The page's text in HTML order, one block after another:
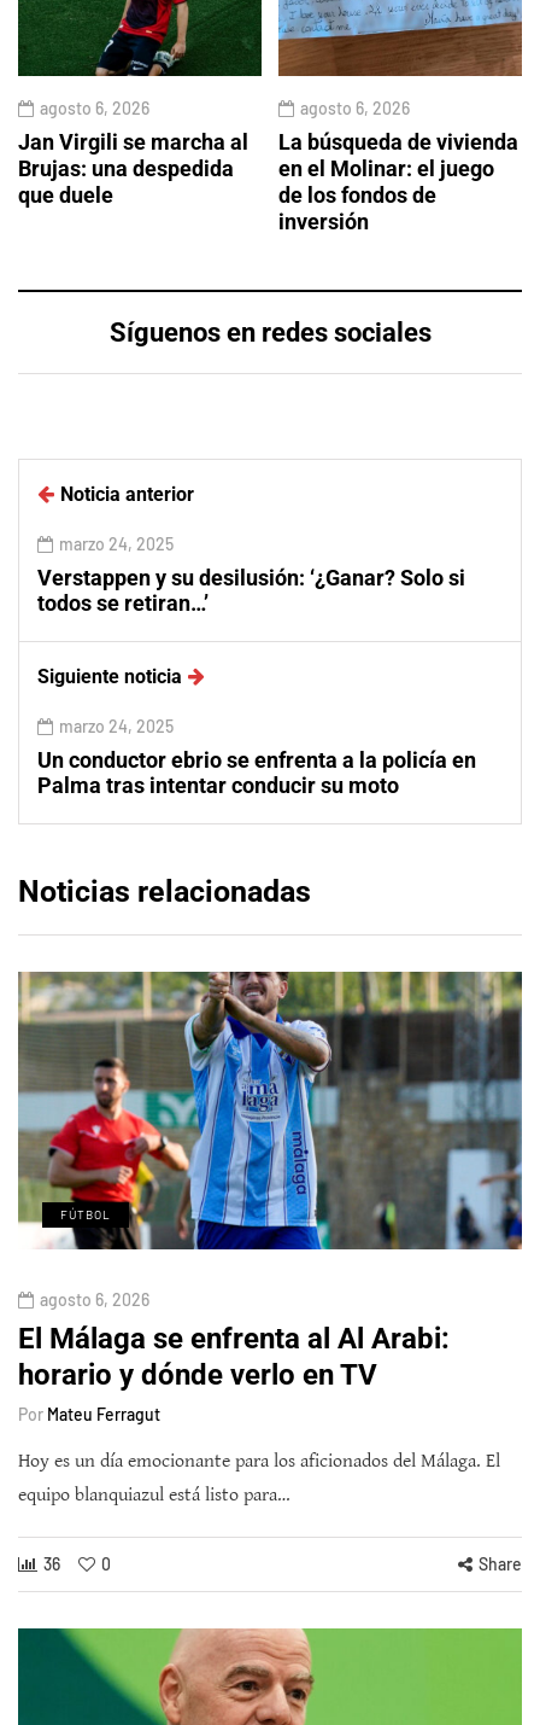
agosto 6, 2026
Jan Virgili se marcha al
Brujas: una despedida
que duele
agosto 6, 2026
La búsqueda de vivienda
en el Molinar: el juego
de los fondos de
inversión
Síguenos en redes sociales
Noticia anterior
marzo 24, 2025
Verstappen y su desilusión: ‘¿Ganar? Solo si
todos se retiran…’
Siguiente noticia
marzo 24, 2025
Un conductor ebrio se enfrenta a la policía en
Palma tras intentar conducir su moto
Noticias relacionadas
FÚTBOL
agosto 6, 2026
El Málaga se enfrenta al Al Arabi:
horario y dónde verlo en TV
Por Mateu Ferragut
Hoy es un día emocionante para los aficionados del Málaga. El
equipo blanquiazul está listo para…
36 0 Share